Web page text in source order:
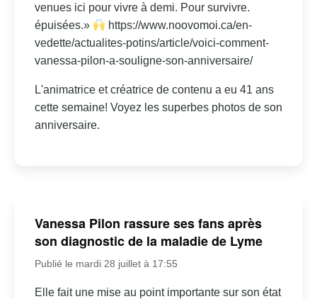
venues ici pour vivre à demi. Pour survivre.
épuisées.»
https://www.noovomoi.ca/en-
vedette/actualites-potins/article/voici-comment-
vanessa-pilon-a-souligne-son-anniversaire/
L'animatrice et créatrice de contenu a eu 41 ans
cette semaine! Voyez les superbes photos de son
anniversaire.
Vanessa Pilon rassure ses fans après
son diagnostic de la maladie de Lyme
Publié le mardi 28 juillet à 17:55
Elle fait une mise au point importante sur son état